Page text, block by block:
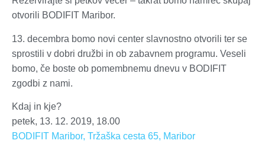
otvorili BODIFIT Maribor.
13. decembra bomo novi center slavnostno otvorili ter se
sprostili v dobri družbi in ob zabavnem programu. Veseli
bomo, če boste ob pomembnemu dnevu v BODIFIT
zgodbi z nami.
Kdaj in kje?
petek, 13. 12. 2019, 18.00
BODIFIT Maribor, Tržaška cesta 65, Maribor